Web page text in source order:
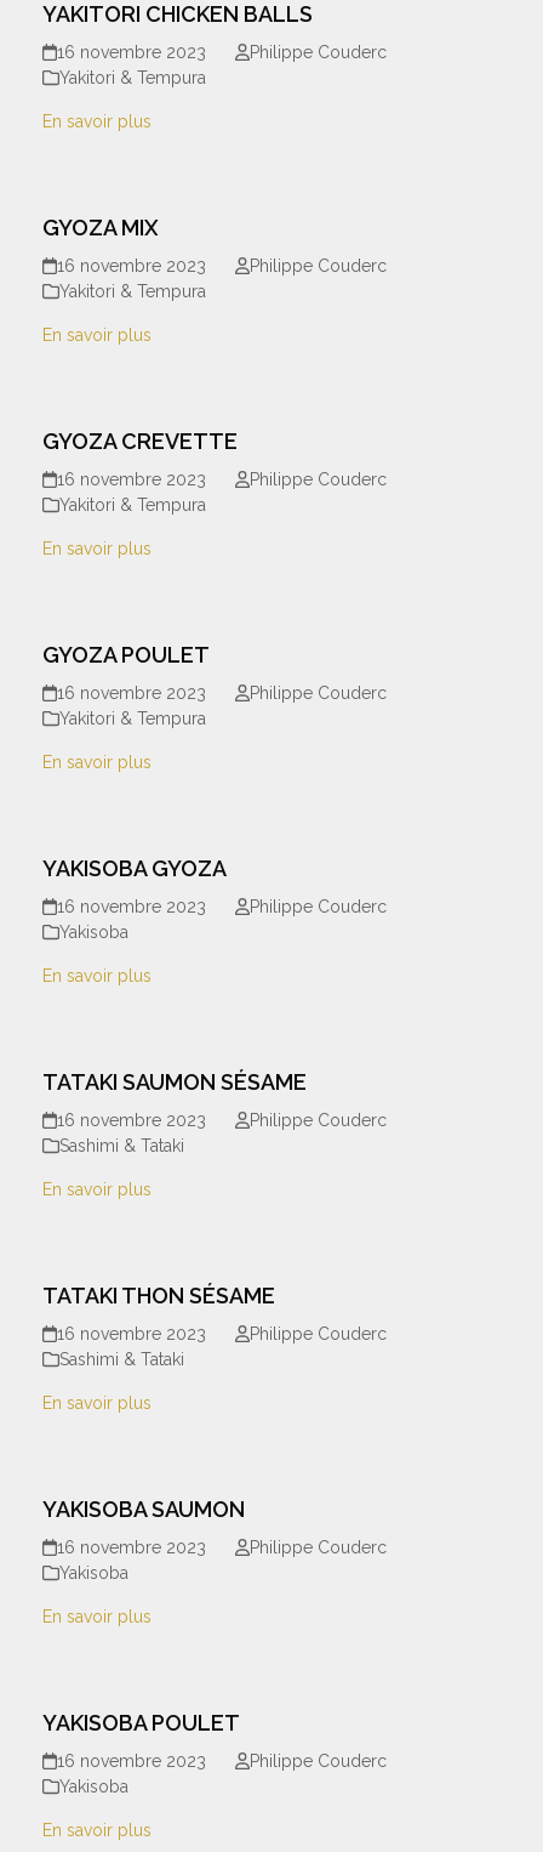
YAKITORI CHICKEN BALLS
16 novembre 2023
Philippe Couderc
Yakitori & Tempura
En savoir plus
GYOZA MIX
16 novembre 2023
Philippe Couderc
Yakitori & Tempura
En savoir plus
GYOZA CREVETTE
16 novembre 2023
Philippe Couderc
Yakitori & Tempura
En savoir plus
GYOZA POULET
16 novembre 2023
Philippe Couderc
Yakitori & Tempura
En savoir plus
YAKISOBA GYOZA
16 novembre 2023
Philippe Couderc
Yakisoba
En savoir plus
TATAKI SAUMON SÉSAME
16 novembre 2023
Philippe Couderc
Sashimi & Tataki
En savoir plus
TATAKI THON SÉSAME
16 novembre 2023
Philippe Couderc
Sashimi & Tataki
En savoir plus
YAKISOBA SAUMON
16 novembre 2023
Philippe Couderc
Yakisoba
En savoir plus
YAKISOBA POULET
16 novembre 2023
Philippe Couderc
Yakisoba
En savoir plus